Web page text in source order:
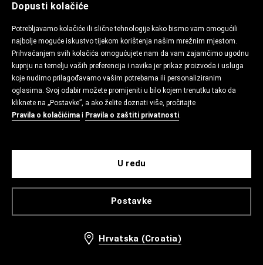
Dopusti kolačiće
Potrebljavamo kolačiće ili slične tehnologije kako bismo vam omogućili
najbolje moguće iskustvo tijekom korištenja našim mrežnim mjestom.
Prihvaćanjem svih kolačića omogućujete nam da vam zajamčimo ugodnu
kupnju na temelju vaših preferencija i navika jer prikaz proizvoda i usluga
koje nudimo prilagođavamo vašim potrebama ili personaliziranim
oglasima. Svoj odabir možete promijeniti u bilo kojem trenutku tako da
kliknete na „Postavke”, a ako želite doznati više, pročitajte
Pravila o kolačićima i Pravila o zaštiti privatnosti.
Postavke
U redu
Hrvatska (Croatia)